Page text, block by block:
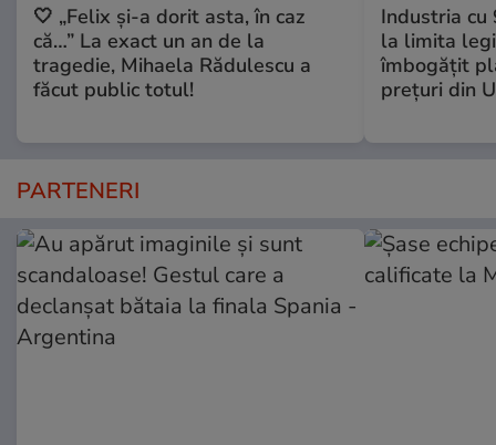
🤍 „Felix și-a dorit asta, în caz
că…” La exact un an de la
tragedie, Mihaela Rădulescu a
făcut public totul!
Industria
la limita
îmbogăţit
preţuri din
PARTENERI